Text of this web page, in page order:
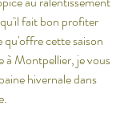
fait bon profiter
qu'offre cette saison
à Montpellier, je vous
hivernale dans